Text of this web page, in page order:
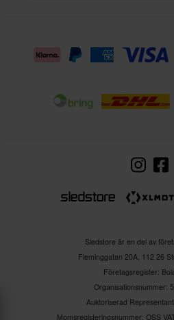
Sledstore är en del av
Fleminggatan 20A, 112 26
Företagsregister:
Organisationsnummer:
Auktoriserad
Momsregisteringsnummer: OSS